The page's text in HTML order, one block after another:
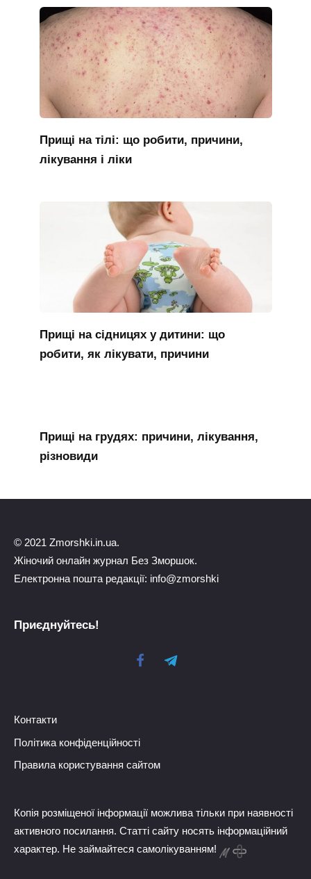
Прищі на тілі: що робити, причини,
лікування і ліки
Прищі на сідницях у дитини: що
робити, як лікувати, причини
Прищі на грудях: причини, лікування,
різновиди
© 2021 Zmorshki.in.ua.
Жіночий онлайн журнал Без Зморшок.
Електронна пошта редакції: info@zmorshki
Приєднуйтесь!
Контакти
Політика конфіденційності
Правила користування сайтом
Копія розміщеної інформації можлива тільки при наявності
активного посилання. Статті сайту носять інформаційний
характер. Не займайтеся самолікуванням!